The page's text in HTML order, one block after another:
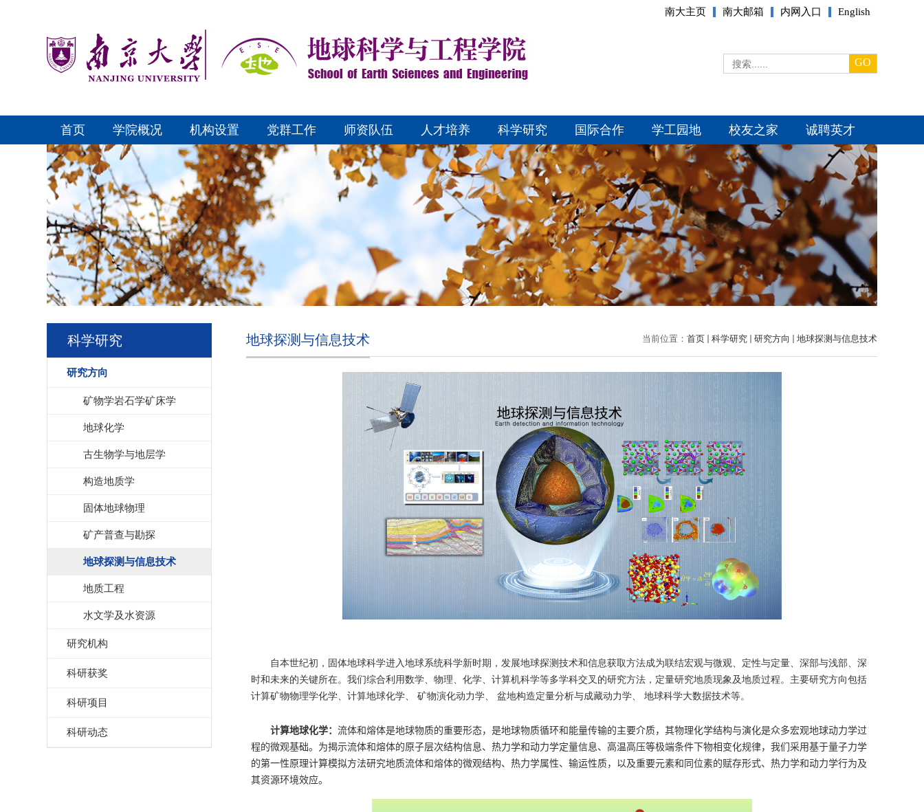
南大主页 南大邮箱 内网入口 English
GO
首页 学院概况 机构设置 党群工作 师资队伍 人才培养 科学研究 国际合作 学工园地 校友之家 诚聘英才
科学研究
研究方向
矿物学岩石学矿床学
地球化学
古生物学与地层学
构造地质学
固体地球物理
矿产普查与勘探
地球探测与信息技术
地质工程
水文学及水资源
研究机构
科研获奖
科研项目
科研动态
当前位置： 首页 科学研究 研究方向 地球探测与信息技术
地球探测与信息技术
自本世纪初，固体地球科学进入地球系统科学新时期，发展地球探测技术和信息获取方法成为联结宏观与微观、定性与定量、深部与浅部、深
时和未来的关键所在。我们综合利用数学、物理、化学、计算机科学等多学科交叉的研究方法，定量研究地质现象及地质过程。主要研究方向包括
计算矿物物理学化学、计算地球化学、 矿物演化动力学、 盆地构造定量分析与成藏动力学、 地球科学大数据技术等。
计算地球化学： 流体和熔体是地球物质的重要形态，是地球物质循环和能量传输的主要介质，其物理化学结构与演化是众多宏观地球动力学过
程的微观基础。为揭示流体和熔体的原子层次结构信息、热力学和动力学定量信息、高温高压等极端条件下物相变化规律，我们采用基于量子力学
的第一性原理计算模拟方法研究地质流体和熔体的微观结构、热力学属性、输运性质，以及重要元素和同位素的赋存形式、热力学和动力学行为及
其资源环境效应。